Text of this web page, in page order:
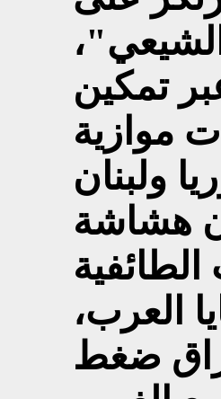
تمكين
موازية
ولبنان
هشاشة
العرب،
ضغط